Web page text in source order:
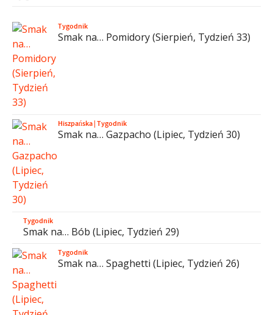
Tygodnik
Smak na… Pomidory (Sierpień, Tydzień 33)
Hiszpańska|Tygodnik
Smak na… Gazpacho (Lipiec, Tydzień 30)
Tygodnik
Smak na… Bób (Lipiec, Tydzień 29)
Tygodnik
Smak na… Spaghetti (Lipiec, Tydzień 26)